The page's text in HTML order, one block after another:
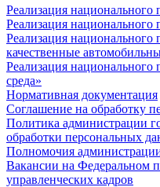
Реализация
Реализация национального
Реализация национального
качественные
Реализация национального
среда»
Нормативная документация
Соглашение на обработку
Политика администрации
обработки персональных
Полномочия
Вакансии на Федеральном
управленческих кадров